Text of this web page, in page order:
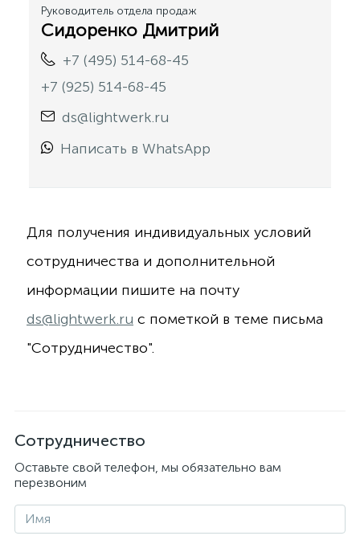
Руководитель отдела продаж
Сидоренко Дмитрий
+7 (495) 514-68-45
+7 (925) 514-68-45
ds@lightwerk.ru
Написать в WhatsApp
Для получения индивидуальных условий
сотрудничества и дополнительной
информации пишите на почту
ds@lightwerk.ru с пометкой в теме письма
"Сотрудничество".
Сотрудничество
Оставьте свой телефон, мы обязательно вам
перезвоним